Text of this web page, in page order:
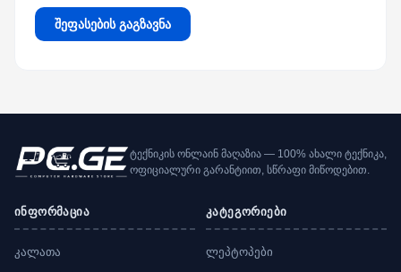
შეფასების გაგზავნა
ტექნიკის ონლაინ მაღაზია — 100% ახალი ტექნიკა,
ოფიციალური გარანტიით, სწრაფი მიწოდებით.
ინფორმაცია
კალათა
კატეგორიები
ლეპტოპები